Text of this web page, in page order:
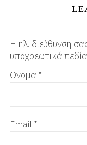
Η ηλ. διεύθυνση
υποχρεωτικά
Όνομα *
Email *